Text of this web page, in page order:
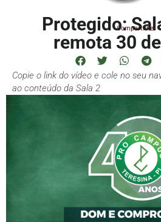
Protegido:
remota 30
Compartilhe!
Copie o link do vídeo e cole no seu
ao conteúdo da Sala 2